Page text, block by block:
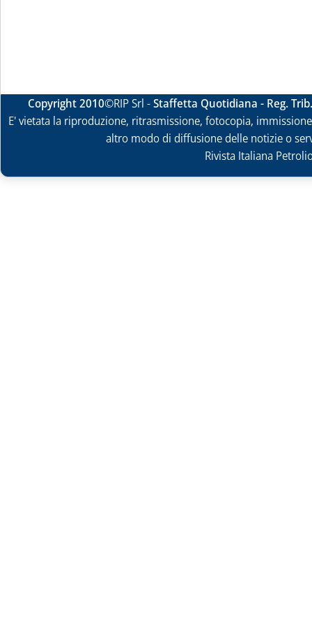
Copyright 2010©RIP Srl -Staffetta Quotidiana - Reg.
E' vietata la riproduzione, ritrasmissione, fotocopia,
altro modo di diffusione delle notizie o
Rivista Italiana